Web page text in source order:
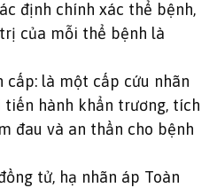
định chính xác thể bệnh,
của mỗi thể bệnh là
cấp: là một cấp cứu nhãn
hành khẩn trương, tích
đau và an thần cho bệnh
tử, hạ nhãn áp Toàn